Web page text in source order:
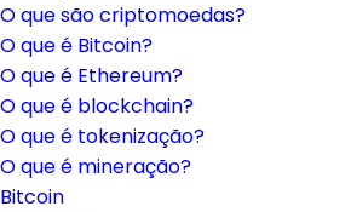
O que são criptomoedas?
O que é Bitcoin?
O que é Ethereum?
O que é blockchain?
O que é tokenização?
O que é mineração?
Bitcoin